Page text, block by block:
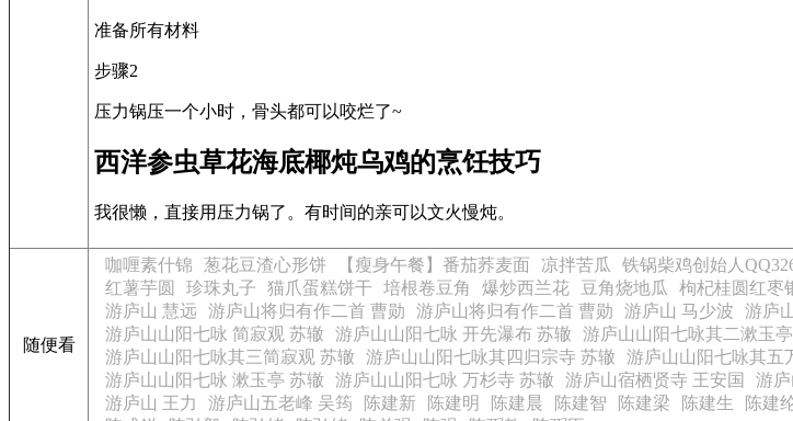
准备所有材料
步骤2
压力锅压一个小时，骨头都可以咬烂了~
西洋参虫草花海底椰炖乌鸡的烹饪技巧
我很懒，直接用压力锅了。有时间的亲可以文火慢炖。
随便看
咖喱素什锦 葱花豆渣心形饼 【瘦身午餐】番茄荞麦面 凉拌苦瓜 铁锅柴鸡创始人
红薯芋圆
珍珠丸子 猫爪蛋糕饼干 培根卷豆角 爆炒西兰花 豆角烧地瓜 枸杞桂圆红枣
游庐山 慧远
游庐山将归有作二首 曹勋 游庐山将归有作二首 曹勋 游庐山 马少波 游庐
游庐山山阳七咏 简寂观 苏辙 游庐山山阳七咏 开先瀑布 苏辙 游庐山山阳七咏其二漱玉
游庐山山阳七咏其三简寂观 苏辙 游庐山山阳七咏其四归宗寺 苏辙 游庐山山阳七咏其五
游庐山山阳七咏 漱玉亭 苏辙 游庐山山阳七咏 万杉寺 苏辙 游庐山宿栖贤寺 王安国 游
游庐山 王力
游庐山五老峰 吴筠 陈建新 陈建明 陈建晨 陈建智 陈建梁 陈建生 陈建